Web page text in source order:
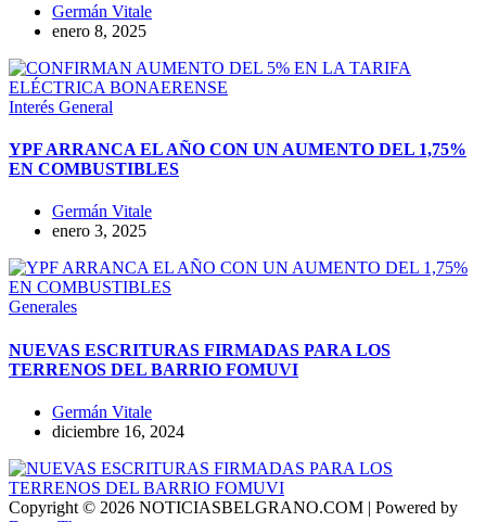
Germán Vitale
enero 8, 2025
Interés General
YPF ARRANCA EL AÑO CON UN AUMENTO DEL 1,75%
EN COMBUSTIBLES
Germán Vitale
enero 3, 2025
Generales
NUEVAS ESCRITURAS FIRMADAS PARA LOS
TERRENOS DEL BARRIO FOMUVI
Germán Vitale
diciembre 16, 2024
Copyright © 2026 NOTICIASBELGRANO.COM | Powered by